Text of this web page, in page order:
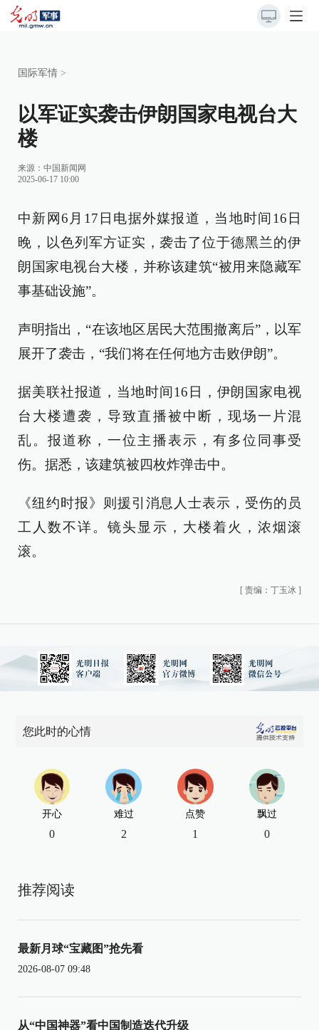
国际军情 >
以军证实袭击伊朗国家电视台大
楼
来源： 中国新闻网
2025-06-17 10:00
中新网6月17日电据外媒报道，当地时间16日
晚，以色列军方证实，袭击了位于德黑兰的伊
朗国家电视台大楼，并称该建筑“被用来隐藏军
事基础设施”。
声明指出，“在该地区居民大范围撤离后”，以军
展开了袭击，“我们将在任何地方击败伊朗”。
据美联社报道，当地时间16日，伊朗国家电视
台大楼遭袭，导致直播被中断，现场一片混
乱。报道称，一位主播表示，有多位同事受
伤。据悉，该建筑被四枚炸弹击中。
《纽约时报》则援引消息人士表示，受伤的员
工人数不详。镜头显示，大楼着火，浓烟滚
滚。
[ 责编：丁玉冰 ]
您此时的心情
开心
0
难过
2
点赞
1
飘过
0
推荐阅读
最新月球“宝藏图”抢先看
2026-08-07 09:48
从“中国神器”看中国制造迭代升级